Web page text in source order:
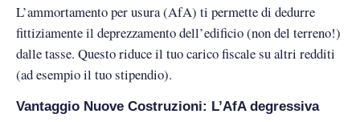
L’ammortamento per usura (AfA) ti permette di dedurre
fittiziamente il deprezzamento dell’edificio (non del terreno!)
dalle tasse. Questo riduce il tuo carico fiscale su altri redditi
(ad esempio il tuo stipendio).
Vantaggio Nuove Costruzioni: L’AfA degressiva